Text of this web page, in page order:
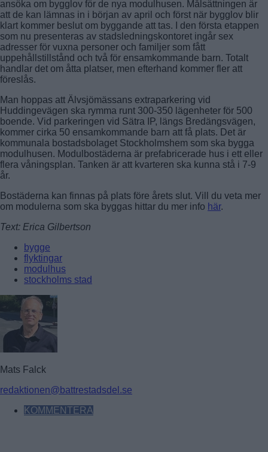
ansöka om bygglov för de nya modulhusen. Målsättningen är
att de kan lämnas in i början av april och först när bygglov blir
klart kommer beslut om byggande att tas. I den första etappen
som nu presenteras av stadsledningskontoret ingår sex
adresser för vuxna personer och familjer som fått
uppehållstillstånd och två för ensamkommande barn. Totalt
handlar det om åtta platser, men efterhand kommer fler att
föreslås.
Man hoppas att Älvsjömässans extraparkering vid
Huddingevägen ska rymma runt 300-350 lägenheter för 500
boende. Vid parkeringen vid Sätra IP, längs Bredängsvägen,
kommer cirka 50 ensamkommande barn att få plats. Det är
kommunala bostadsbolaget Stockholmshem som ska bygga
modulhusen. Modulbostäderna är prefabricerade hus i ett eller
flera våningsplan. Tanken är att kvarteren ska kunna stå i 7-9
år.
Bostäderna kan finnas på plats före årets slut. Vill du veta mer
om modulerna som ska byggas hittar du mer info här.
Text: Erica Gilbertson
bygge
flyktingar
modulhus
stockholms stad
Mats Falck
redaktionen@battrestadsdel.se
KOMMENTERA